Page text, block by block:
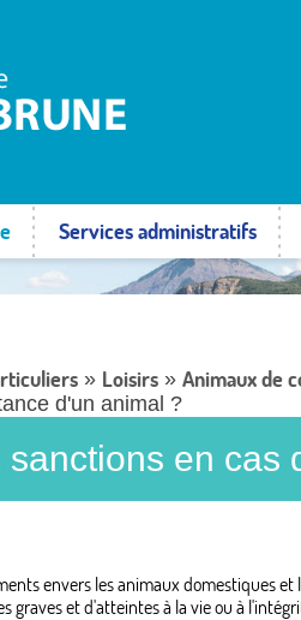
Services administratifs
» Loisirs » Animaux de
d'un animal ?
en cas
envers les animaux domestiques
graves et d'atteintes à la vie ou à